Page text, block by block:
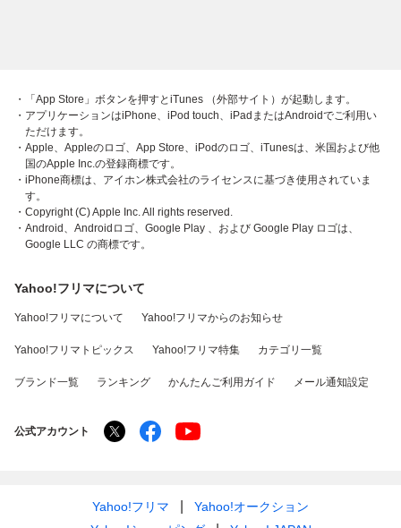
・「App Store」ボタンを押すとiTunes （外部サイト）が起動します。
・アプリケーションはiPhone、iPod touch、iPadまたはAndroidでご利用い
ただけます。
・Apple、Appleのロゴ、App Store、iPodのロゴ、iTunesは、米国および他
国のApple Inc.の登録商標です。
・iPhone商標は、アイホン株式会社のライセンスに基づき使用されていま
す。
・Copyright (C) Apple Inc. All rights reserved.
・Android、Androidロゴ、Google Play 、および Google Play ロゴは、
Google LLC の商標です。
Yahoo!フリマについて
Yahoo!フリマについて Yahoo!フリマからのお知らせ
Yahoo!フリマトピックス Yahoo!フリマ特集 カテゴリ一覧
ブランド一覧 ランキング かんたんご利用ガイド メール通知設定
公式アカウント
Yahoo!フリマ
Yahoo!オークション